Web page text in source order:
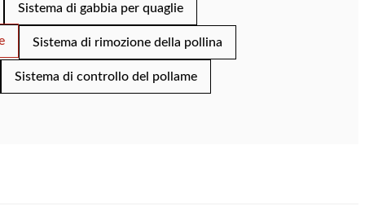
Sistema di gabbia per quaglie
Sistema di rimozione della pollina
Sistema di controllo del pollame